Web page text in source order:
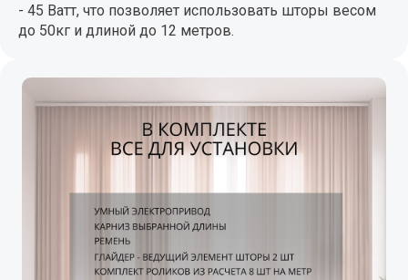
- 45 Ватт, что позволяет использовать шторы весом
до 50кг и длиной до 12 метров.